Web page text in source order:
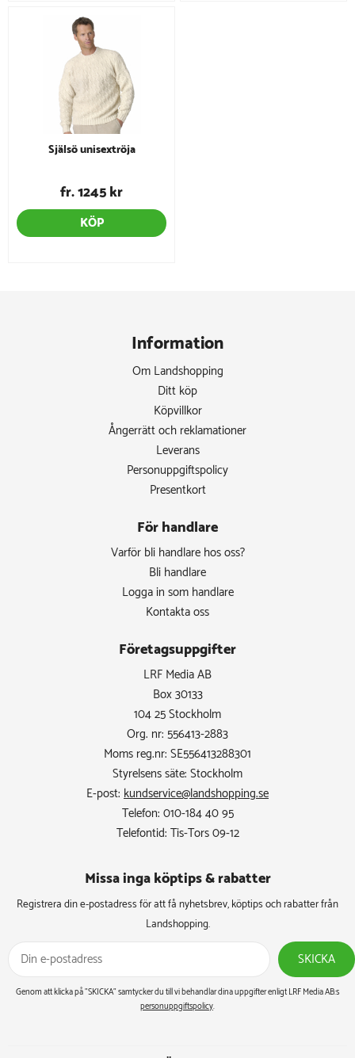
Själsö unisextröja
fr. 1245 kr
KÖP
Information
Om Landshopping
Ditt köp
Köpvillkor
Ångerrätt och reklamationer
Leverans
Personuppgiftspolicy
Presentkort
För handlare
Varför bli handlare hos oss?
Bli handlare
Logga in som handlare
Kontakta oss
Företagsuppgifter
LRF Media AB
Box 30133
104 25 Stockholm
Org. nr: 556413-2883
Moms reg.nr: SE556413288301
Styrelsens säte: Stockholm
E-post: kundservice@landshopping.se
Telefon: 010-184 40 95
Telefontid: Tis-Tors 09-12
Missa inga köptips & rabatter​
Registrera din e-postadress för att få nyhetsbrev, köptips och rabatter från
Landshopping.
SKICKA
Genom att klicka på ”SKICKA” samtycker du till vi behandlar dina uppgifter enligt LRF Media AB:s
personuppgiftspolicy.